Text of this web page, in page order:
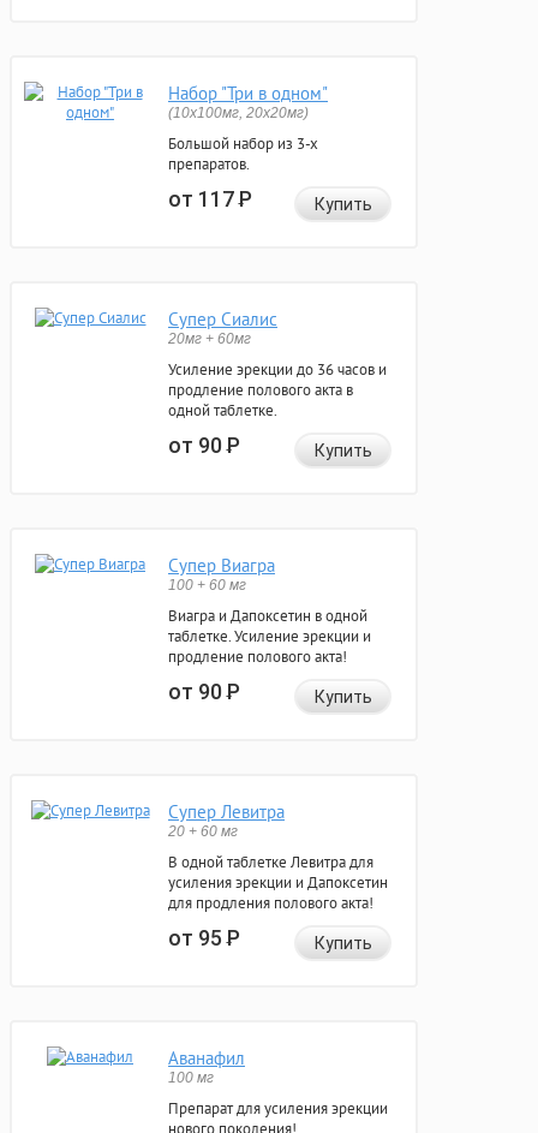
Набор "Три в одном"
(10x100мг, 20x20мг)
Большой набор из 3-х
препаратов.
от 117Р Купить
Супер Сиалис
20мг + 60мг
Усиление эрекции до 36 часов и
продление полового акта в
одной таблетке.
от 90Р Купить
Супер Виагра
100 + 60 мг
Виагра и Дапоксетин в одной
таблетке. Усиление эрекции и
продление полового акта!
от 90Р Купить
Супер Левитра
20 + 60 мг
В одной таблетке Левитра для
усиления эрекции и Дапоксетин
для продления полового акта!
от 95Р Купить
Аванафил
100 мг
Препарат для усиления эрекции